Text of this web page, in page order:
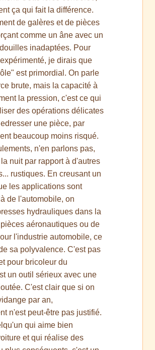
ça qui fait la différence.
de galères et de pièces
comme un âne avec un
inadaptées. Pour
je dirais que
est primordial. On parle
brute, mais la capacité à
la pression, c'est ce qui
des opérations délicates
une pièce, par
beaucoup moins risqué.
n'en parlons pas,
nuit par rapport à d'autres
rustiques. En creusant un
les applications sont
de l'automobile, on
hydrauliques dans la
aéronautiques ou de
l'industrie automobile, ce
sa polyvalence. C'est pas
pour bricoleur du
un outil sérieux avec une
C'est clair que si on
par an,
n'est peut-être pas justifié.
qui aime bien
et qui réalise des